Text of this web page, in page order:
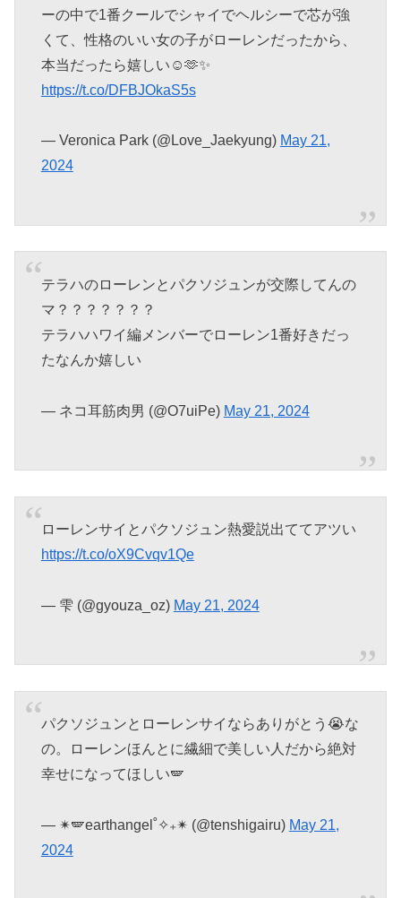
ーの中で1番クールでシャイでヘルシーで芯が強
くて、性格のいい女の子がローレンだったから、
本当だったら嬉しい☺️🫶✨
https://t.co/DFBJOkaS5s
— Veronica Park (@Love_Jaekyung) May 21,
2024
テラハのローレンとパクソジュンが交際してんの
マ？？？？？？？
テラハハワイ編メンバーでローレン1番好きだっ
たなんか嬉しい
— ネコ耳筋肉男 (@O7uiPe) May 21, 2024
ローレンサイとパクソジュン熱愛説出ててアツい
https://t.co/oX9Cvqv1Qe
— 雫 (@gyouza_oz) May 21, 2024
パクソジュンとローレンサイならありがとう😭な
の。ローレンほんとに繊細で美しい人だから絶対
幸せになってほしい🪽
— ✴︎🪽earthangel˚✧₊✴︎ (@tenshigairu) May 21,
2024